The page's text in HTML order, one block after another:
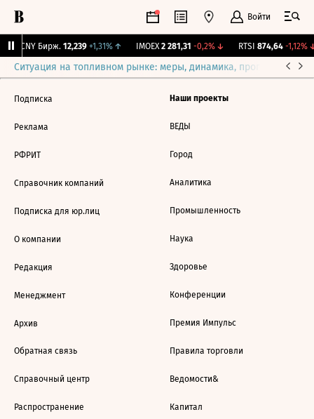
Войти
CNY Бирж. 12,239 +1,31%↑ IMOEX 2 281,31 -0,2%↓ RTSI 874,64 -1,12%↓
Ситуация на топливном рынке: меры, динамика, прогнозы
Подписка
Реклама
РФРИТ
Справочник компаний
Подписка для юр.лиц
О компании
Редакция
Менеджмент
Архив
Обратная связь
Справочный центр
Распространение
Наши проекты
ВЕДЫ
Город
Аналитика
Промышленность
Наука
Здоровье
Конференции
Премия Импульс
Правила торговли
Ведомости&
Капитал